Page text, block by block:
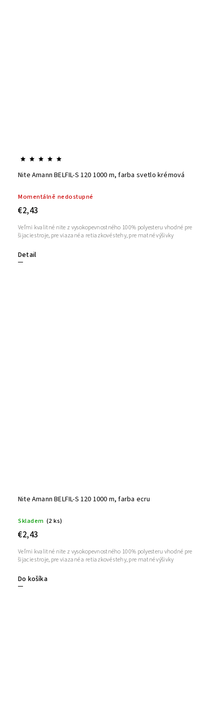
Nite Amann BELFIL-S 120 1000 m, farba svetlo krémová
Momentálně nedostupné
€2,43
Detail
Veľmi kvalitné nite z vysokopevnostného 100% polyesteru vhodné pre
šijacie stroje, pre viazané a retiazkové stehy, pre matné výšivky
Nite Amann BELFIL-S 120 1000 m, farba ecru
Skladem (2 ks)
€2,43
Do košíka
Veľmi kvalitné nite z vysokopevnostného 100% polyesteru vhodné pre
šijacie stroje, pre viazané a retiazkové stehy, pre matné výšivky